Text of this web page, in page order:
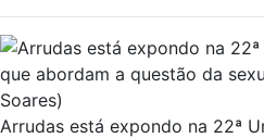
Arrudas está expondo na 22ª